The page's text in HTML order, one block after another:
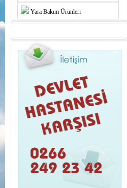
Yara Bakım Ürünleri